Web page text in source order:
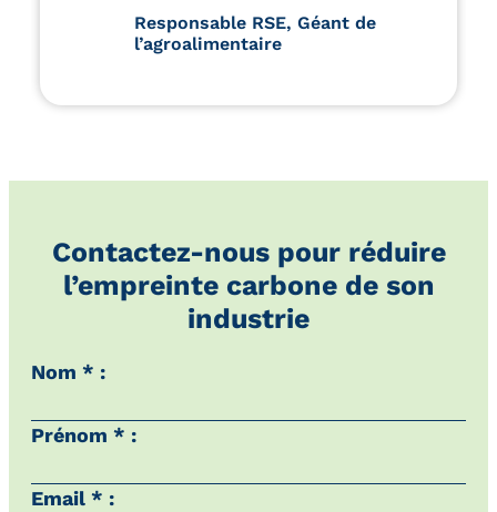
Responsable RSE, Géant de
l’agroalimentaire
Contactez-nous pour réduire
l’empreinte carbone de son
industrie
Nom * :
Prénom * :
Email * :